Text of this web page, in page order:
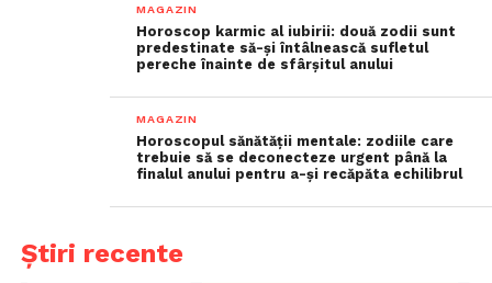
MAGAZIN
Horoscop karmic al iubirii: două zodii sunt
predestinate să-și întâlnească sufletul
pereche înainte de sfârșitul anului
MAGAZIN
Horoscopul sănătății mentale: zodiile care
trebuie să se deconecteze urgent până la
finalul anului pentru a-și recăpăta echilibrul
Știri recente